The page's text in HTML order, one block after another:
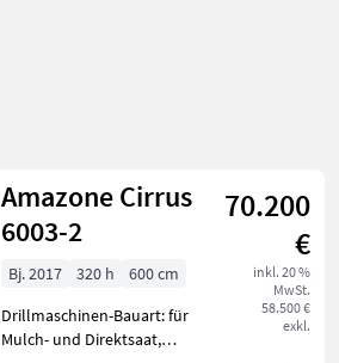
Amazone Cirrus
6003-2
70.200
€
inkl. 20 %
MwSt.
58.500 €
exkl.
Bj. 2017 320 h
600 cm
Drillmaschinen-Bauart: für
Mulch- und Direktsaat,